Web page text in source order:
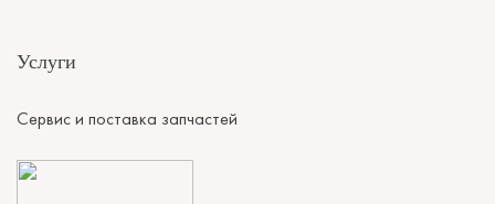
Услуги
Сервис и поставка запчастей